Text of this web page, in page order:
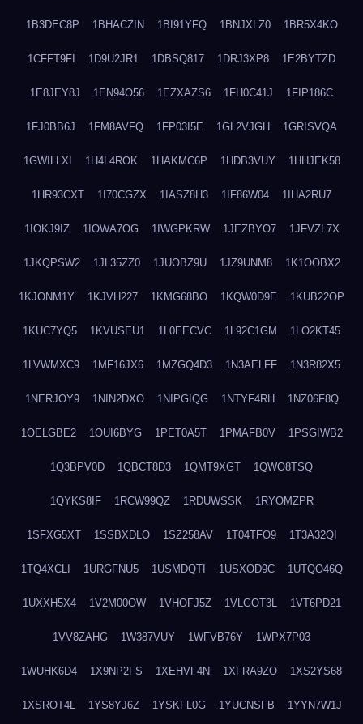
1B3DEC8P 1BHACZIN 1BI91YFQ 1BNJXLZ0 1BR5X4KO
1CFFT9FI 1D9U2JR1 1DBSQ817 1DRJ3XP8 1E2BYTZD
1E8JEY8J 1EN94O56 1EZXAZS6 1FH0C41J 1FIP186C
1FJ0BB6J 1FM8AVFQ 1FP03I5E 1GL2VJGH 1GRISVQA
1GWILLXI 1H4L4ROK 1HAKMC6P 1HDB3VUY 1HHJEK58
1HR93CXT 1I70CGZX 1IASZ8H3 1IF86W04 1IHA2RU7
1IOKJ9IZ 1IOWA7OG 1IWGPKRW 1JEZBYO7 1JFVZL7X
1JKQPSW2 1JL35ZZ0 1JUOBZ9U 1JZ9UNM8 1K1OOBX2
1KJONM1Y 1KJVH227 1KMG68BO 1KQW0D9E 1KUB22OP
1KUC7YQ5 1KVUSEU1 1L0EECVC 1L92C1GM 1LO2KT45
1LVWMXC9 1MF16JX6 1MZGQ4D3 1N3AELFF 1N3R82X5
1NERJOY9 1NIN2DXO 1NIPGIQG 1NTYF4RH 1NZ06F8Q
1OELGBE2 1OUI6BYG 1PET0A5T 1PMAFB0V 1PSGIWB2
1Q3BPV0D 1QBCT8D3 1QMT9XGT 1QWO8TSQ
1QYKS8IF 1RCW99QZ 1RDUWSSK 1RYOMZPR
1SFXG5XT 1SSBXDLO 1SZ258AV 1T04TFO9 1T3A32QI
1TQ4XCLI 1URGFNU5 1USMDQTI 1USXOD9C 1UTQO46Q
1UXXH5X4 1V2M00OW 1VHOFJ5Z 1VLGOT3L 1VT6PD21
1VV8ZAHG 1W387VUY 1WFVB76Y 1WPX7P03
1WUHK6D4 1X9NP2FS 1XEHVF4N 1XFRA9ZO 1XS2YS68
1XSROT4L 1YS8YJ6Z 1YSKFL0G 1YUCNSFB 1YYN7W1J